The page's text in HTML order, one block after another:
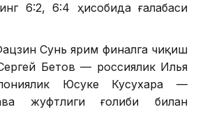
6:2, 6:4 ҳисобида ғалабаси
Сунь ярим финалга чиқиш
Бетов — россиялик Илья
Юсуке Кусухара —
жуфтлиги ғолиби билан